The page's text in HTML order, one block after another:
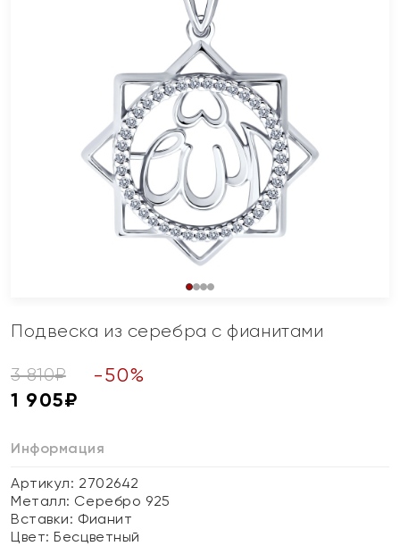
Подвеска из серебра с фианитами
3 810₽ -50%
1 905₽
Информация
Артикул: 2702642
Металл: Серебро 925
Вставки: Фианит
Цвет:Бесцветный